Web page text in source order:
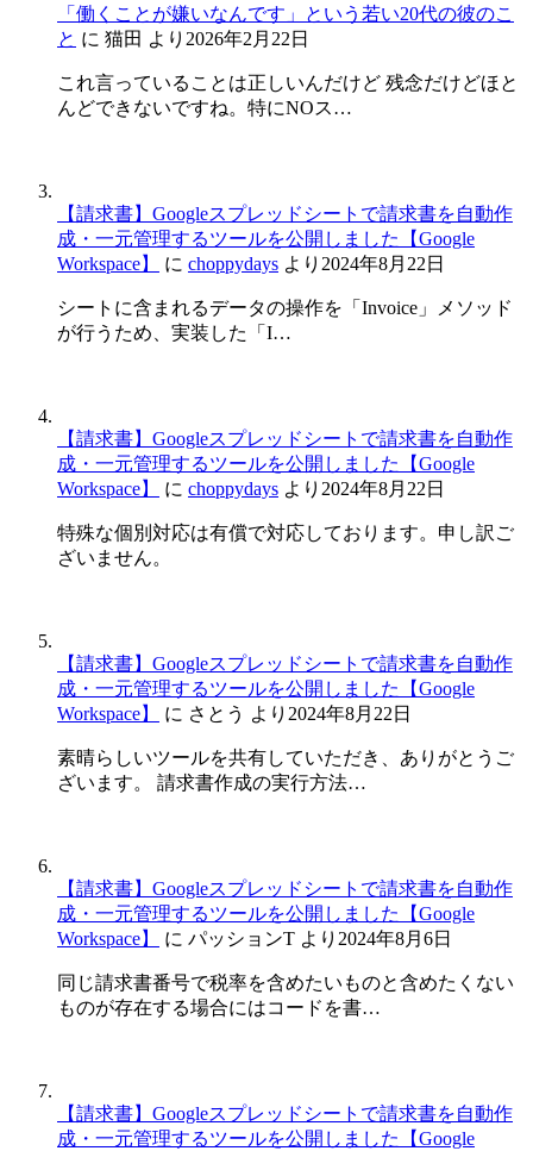
「働くことが嫌いなんです」という若い20代の彼のこ
と に 猫田 より 2026年2月22日
これ言っていることは正しいんだけど 残念だけどほと
んどできないですね。特にNOス…
【請求書】Googleスプレッドシートで請求書を自動作
成・一元管理するツールを公開しました【Google
Workspace】
に choppydays より 2024年8月22日
シートに含まれるデータの操作を「Invoice」メソッド
が行うため、実装した「I…
【請求書】Googleスプレッドシートで請求書を自動作
成・一元管理するツールを公開しました【Google
Workspace】
に choppydays より 2024年8月22日
特殊な個別対応は有償で対応しております。申し訳ご
ざいません。
【請求書】Googleスプレッドシートで請求書を自動作
成・一元管理するツールを公開しました【Google
Workspace】
に さとう より 2024年8月22日
素晴らしいツールを共有していただき、ありがとうご
ざいます。 請求書作成の実行方法…
【請求書】Googleスプレッドシートで請求書を自動作
成・一元管理するツールを公開しました【Google
Workspace】
に パッションT より 2024年8月6日
同じ請求書番号で税率を含めたいものと含めたくない
ものが存在する場合にはコードを書…
【請求書】Googleスプレッドシートで請求書を自動作
成・一元管理するツールを公開しました【Google